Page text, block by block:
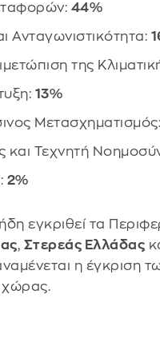
44%
Ανταγωνιστικότητα:
της
13%
Μετασχηματισμός:
και Τεχνητή
2%
εγκριθεί τα
, Στερεάς Ελλάδας
η έγκριση
χώρας.